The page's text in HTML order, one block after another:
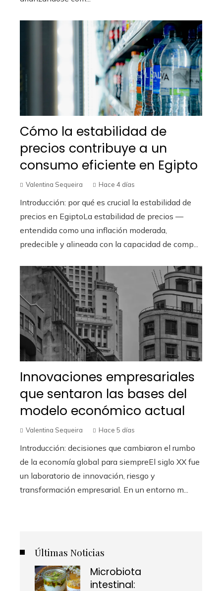
Cómo la estabilidad de
precios contribuye a un
consumo eficiente en Egipto
Valentina Sequeira Hace 4 días
Introducción: por qué es crucial la estabilidad de
precios en EgiptoLa estabilidad de precios —
entendida como una inflación moderada,
predecible y alineada con la capacidad de comp...
Innovaciones empresariales
que sentaron las bases del
modelo económico actual
Valentina Sequeira Hace 5 días
Introducción: decisiones que cambiaron el rumbo
de la economía global para siempreEl siglo XX fue
un laboratorio de innovación, riesgo y
transformación empresarial. En un entorno m...
Últimas Noticias
Microbiota
intestinal: